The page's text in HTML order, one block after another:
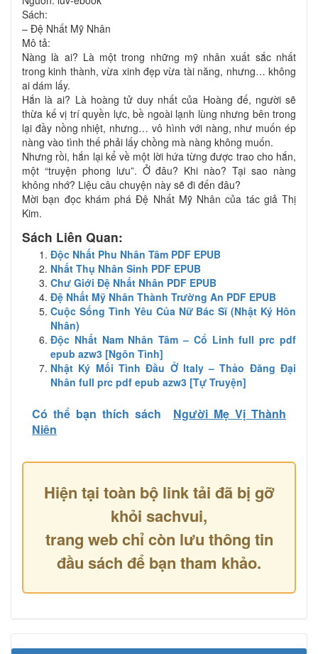
Sách:
– Đệ Nhất Mỹ Nhân
Mô tả:
Nàng là ai? Là một trong những mỹ nhân xuất sắc nhất
trong kinh thành, vừa xinh đẹp vừa tài năng, nhưng… không
ai dám lấy.
Hắn là ai? Là hoàng tử duy nhất của Hoàng đế, người sẽ
thừa kế vị trí quyền lực, bề ngoài lạnh lùng nhưng bên trong
lại đầy nồng nhiệt, nhưng… vô hình với nàng, như muốn ép
nàng vào tình thế phải lấy chồng mà nàng không muốn.
Nhưng rồi, hắn lại kể về một lời hứa từng được trao cho hắn,
một “truyện phong lưu”. Ở đâu? Khi nào? Tại sao nàng
không nhớ? Liệu câu chuyện này sẽ đi đến đâu?
Mời bạn đọc khám phá Đệ Nhất Mỹ Nhân của tác giả Thị
Kim.
Sách Liên Quan:
Độc Nhất Phu Nhân Tâm PDF EPUB
Nhất Thụ Nhân Sinh PDF EPUB
Chư Giới Đệ Nhất Nhân PDF EPUB
Đệ Nhất Mỹ Nhân Thành Trường An PDF EPUB
Cuộc Sống Tình Yêu Của Nữ Bác Sĩ (Nhật Ký Hôn
Nhân)
Độc Nhất Nam Nhân Tâm – Cổ Linh full prc pdf
epub azw3 [Ngôn Tình]
Nhật Ký Mối Tình Đầu Ở Italy – Thảo Đăng Đại
Nhân full prc pdf epub azw3 [Tự Truyện]
Có thể bạn thích sách
Người Mẹ Vị Thành
Niên
Hiện tại toàn bộ link tải đã bị gỡ
khỏi sachvui,
trang web chỉ còn lưu thông tin
đầu sách để bạn tham khảo.